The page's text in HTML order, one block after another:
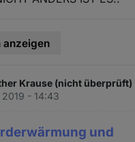
anzeigen
Krause (nicht überprüft)
- 14:43
und